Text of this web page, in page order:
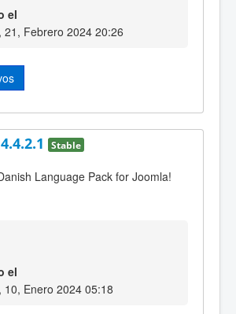
el
21, Febrero 2024 20:26
Stable
Language Pack for Joomla!
el
10, Enero 2024 05:18